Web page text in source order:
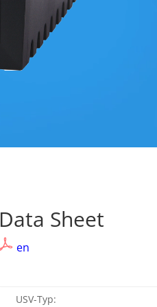
Data Sheet
en
USV-Typ: